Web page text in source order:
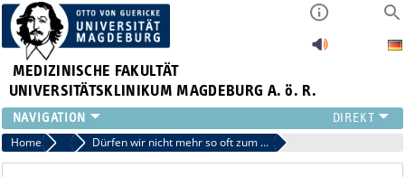
MEDIZINISCHE FAKULTÄT
UNIVERSITÄTSKLINIKUM MAGDEBURG A. ö. R.
INSTITUTE
KLINIKEN
Home Archiv 2013 Dürfen wir nicht mehr so oft zum Arzt gehen?